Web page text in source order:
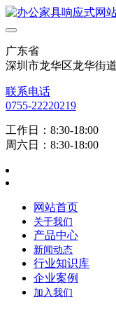
广东省
深圳市龙华区龙华街
联系电话
0755-22220219
工作日：8:30-18:00
周六日：8:30-18:00
网站首页
关于我们
产品中心
新闻动态
行业知识库
企业案例
加入我们